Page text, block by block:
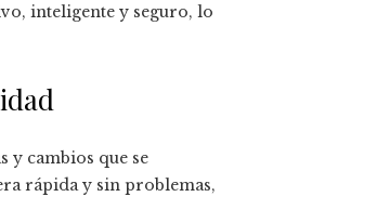
inteligente y seguro, lo
y cambios que se
rápida y sin problemas,